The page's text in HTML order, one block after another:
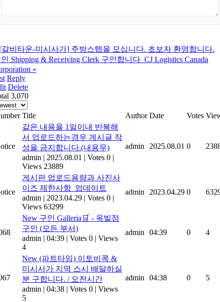
비타운-미시사가] 주방스텝을 모십니다. 초보자 환영합니다.
Shipping & Receiving Clerk 구인합니다_CJ Logistics Canada
»
Reply
Delete
3,070
Title Author Date Votes
같은 내용을 1일이내 반복해
서 업로드하는경우 게시글 작
성을 금지합니다.(내용무)
admin | 2025.08.01 | Votes 0 |
Views 23889
admin 2025.08.01 0
게시판 업로드용량과 사진사
이즈 제한사항_업데이트
admin | 2023.04.29 | Votes 0 |
Views 63299
admin 2023.04.29 0
New구인 Galleria🛒 - 옥빌점
구인 (모든 부서)
admin | 04:39 | Votes 0 | Views
4
admin 04:39 0 4
New(파트타임) 이토비콕 &
미시사가 지역 스시 배달하실
분 구합니다. / 오전시간
admin | 04:38 | Votes 0 | Views
5
admin 04:38 0 5